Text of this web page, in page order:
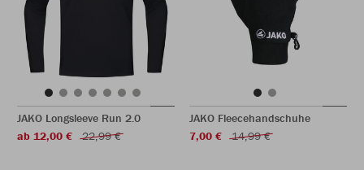
JAKO Longsleeve Run 2.0
ab 12,00 €
22,99 €
JAKO Fleecehandschuhe
7,00 €
14,99 €